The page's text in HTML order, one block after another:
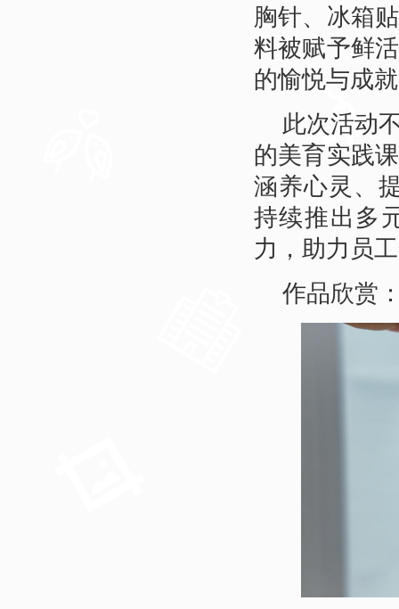
胸针、冰箱
料被赋予鲜
的愉悦与成
此次活动
的美育实践
涵养心灵、
持续推出多
力，助力员
作品欣赏